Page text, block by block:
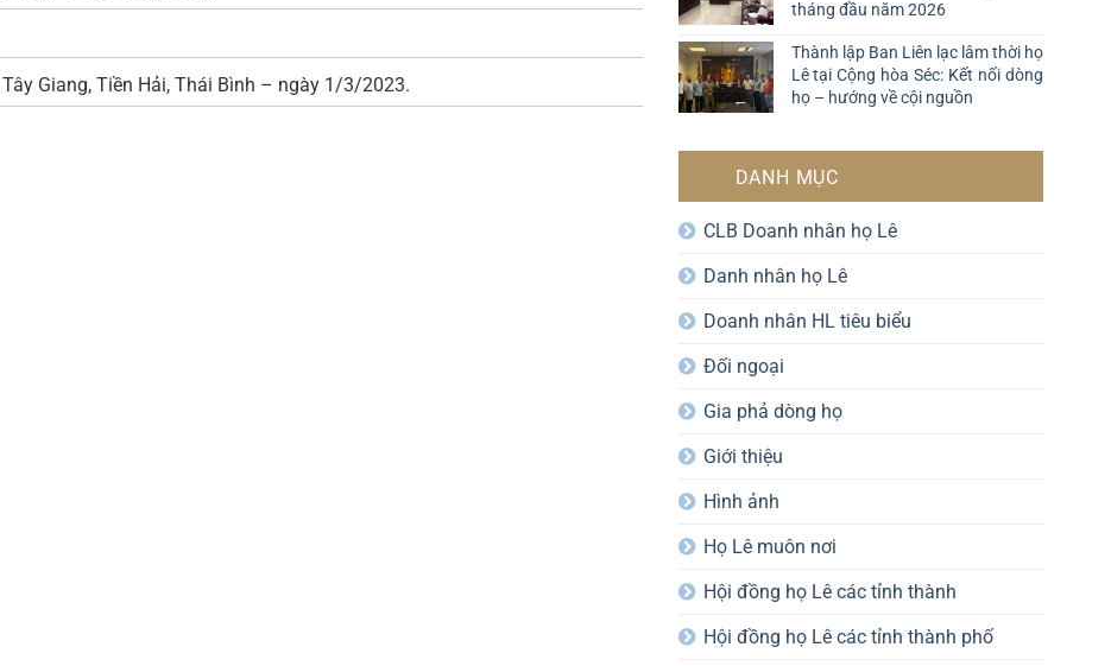
Giang, Tiền Hải, Thái Bình – ngày 1/3/2023.
tháng đầu năm 2026
Thành lập Ban Liên lạc lâm thời họ
Lê tại Cộng hòa Séc: Kết nối dòng
họ – hướng về cội nguồn
DANH MỤC
CLB Doanh nhân họ Lê
Danh nhân họ Lê
Doanh nhân HL tiêu biểu
Đối ngoại
Gia phả dòng họ
Giới thiệu
Hình ảnh
Họ Lê muôn nơi
Hội đồng họ Lê các tỉnh thành
Hội đồng họ Lê các tỉnh thành phố